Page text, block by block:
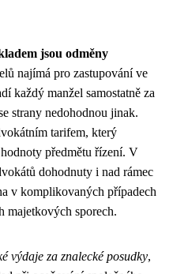
jsou odměny
najímá pro zastupování ve
každý manžel samostatně za
strany nedohodnou jinak.
tarifem, který
předmětu řízení. V
dohodnuty i nad rámec
v komplikovaných případech
majetkových sporech.
výdaje za znalecké posudky,